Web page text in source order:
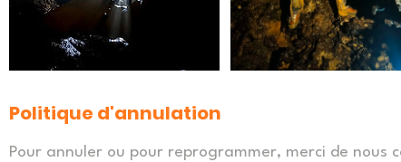
Politique d'annulation
Pour annuler ou pour reprogrammer, merci de nous